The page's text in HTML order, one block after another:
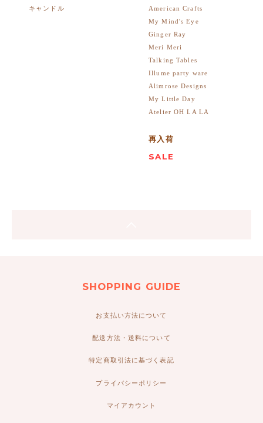
キャンドル
American Crafts
My Mind's Eye
Ginger Ray
Meri Meri
Talking Tables
Illume party ware
Alimrose Designs
My Little Day
Atelier OH LA LA
再入荷
SALE
SHOPPING GUIDE
お支払い方法について
配送方法・送料について
特定商取引法に基づく表記
プライバシーポリシー
マイアカウント